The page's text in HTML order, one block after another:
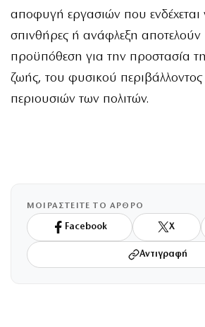
αποφυγή εργασιών που
σπινθήρες ή ανάφλεξη αποτελούν
προϋπόθεση για την προστασία
ζωής, του φυσικού περιβάλλοντος
περιουσιών των πολιτών.
ΜΟΙΡΑΣΤΕΙΤΕ ΤΟ ΑΡΘΡΟ
Facebook X
Αντιγραφή